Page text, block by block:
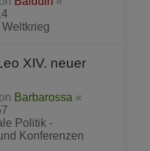
Weltkrieg
XIV. neuer
Barbarossa «
Politik -
Konferenzen